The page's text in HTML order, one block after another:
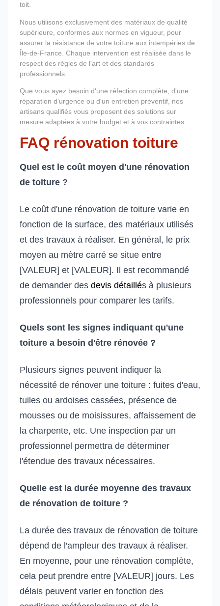
toit.
Nous utilisons exclusivement des matériaux de qualité
supérieure, conformes aux normes en vigueur, pour
assurer la résistance de votre toiture aux intempéries de
Île-de-France. Chaque intervention est réalisée dans le
respect des règles de l'art et des standards
professionnels.
Que vous ayez besoin d'une réfection complète, d'une
réparation d'urgence ou d'un entretien préventif, nos
artisans qualifiés vous proposent des solutions sur
mesure adaptées à votre budget et à vos contraintes.
FAQ rénovation toiture
Quel est le coût moyen d'une rénovation
de toiture ?
Le coût d'une rénovation de toiture varie en
fonction de la surface, des matériaux utilisés
et des travaux à réaliser. En général, le prix
moyen au mètre carré se situe entre
[VALEUR] et [VALEUR]. Il est recommandé
de demander des devis détaillés à plusieurs
professionnels pour comparer les tarifs.
Quels sont les signes indiquant qu'une
toiture a besoin d'être rénovée ?
Plusieurs signes peuvent indiquer la
nécessité de rénover une toiture : fuites d'eau,
tuiles ou ardoises cassées, présence de
mousses ou de moisissures, affaissement de
la charpente, etc. Une inspection par un
professionnel permettra de déterminer
l'étendue des travaux nécessaires.
Quelle est la durée moyenne des travaux
de rénovation de toiture ?
La durée des travaux de rénovation de toiture
dépend de l'ampleur des travaux à réaliser.
En moyenne, pour une rénovation complète,
cela peut prendre entre [VALEUR] jours. Les
délais peuvent varier en fonction des